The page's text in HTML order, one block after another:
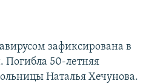
зафиксирована в
Погибла 50-летняя
Наталья Хечунова.